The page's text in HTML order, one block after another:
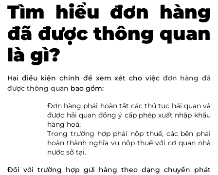
Tìm hiểu đơn hàng
đã được thông quan
là gì?
Hai điều kiện chính để xem xét cho việc đơn hàng đã
được thông quan bao gồm:
Đơn hàng phải hoàn tất các thủ tục hải quan và
được hải quan đồng ý cấp phép xuất nhập khẩu
hàng hoá;
Trong trường hợp phải nộp thuế, các bên phải
hoàn thành nghĩa vụ nộp thuế với cơ quan nhà
nước sở tại.
Đối với trường hợp gửi hàng theo dạng chuyển phát